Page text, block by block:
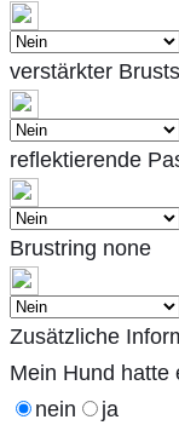
verstärkter
reflektierende
Brustring none
Zusätzliche
Mein Hund hatte
nein
ja